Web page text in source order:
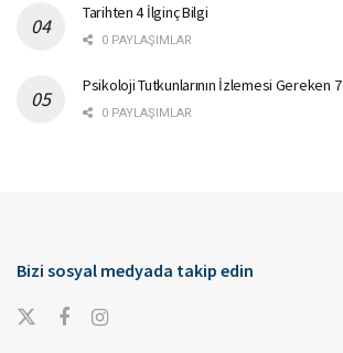
Tarihten 4 İlginç Bilgi
0 PAYLAŞIMLAR
Psikoloji Tutkunlarının İzlemesi Gereken
0 PAYLAŞIMLAR
Bizi sosyal medyada takip edin